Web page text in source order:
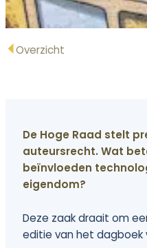
Overzicht
De Hoge Raad stelt
auteursrecht. Wat
beïnvloeden
eigendom?
Deze zaak draait om
editie van het dagboek